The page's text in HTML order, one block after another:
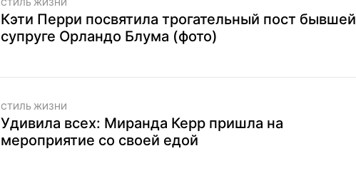
СТИЛЬ ЖИЗНИ
Кэти Перри посвятила трогательный пост бывшей
супруге Орландо Блума (фото)
СТИЛЬ ЖИЗНИ
Удивила всех: Миранда Керр пришла на
мероприятие со своей едой